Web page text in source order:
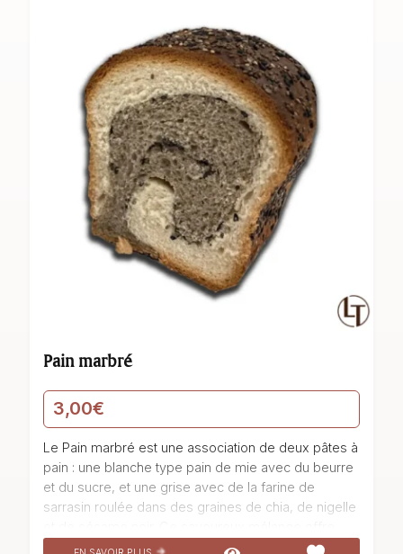
Pain marbré
3,00€
Le Pain marbré est une association de deux pâtes à
pain : une blanche type pain de mie avec du beurre
et du sucre, et une grise avec de la farine de
sarrasin roulée dans des graines de chia, de nigelle
une texture moelleuse et craquante en bouche.